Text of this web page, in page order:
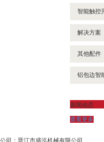
智能触控
解决方案
其他配件
铝包边智
新闻动态
查看更多
公司：晋江市盛泓机械有限公司